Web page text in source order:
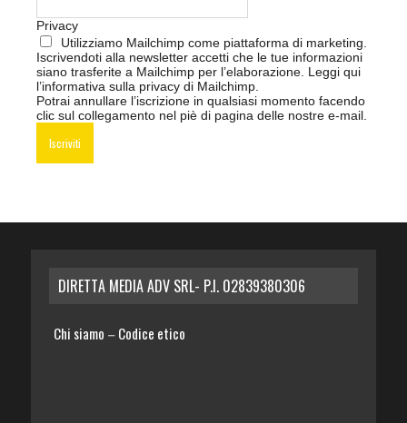
Privacy
Utilizziamo Mailchimp come piattaforma di marketing.
Iscrivendoti alla newsletter accetti che le tue informazioni
siano trasferite a Mailchimp per l’elaborazione. Leggi qui
l’informativa sulla privacy di Mailchimp.
Potrai annullare l’iscrizione in qualsiasi momento facendo
clic sul collegamento nel piè di pagina delle nostre e-mail.
DIRETTA MEDIA ADV SRL- P.I. 02839380306
Chi siamo – Codice etico